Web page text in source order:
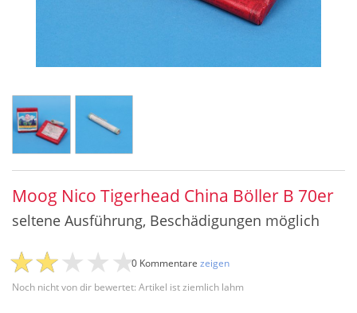
Moog Nico Tigerhead China Böller B 70er
seltene Ausführung, Beschädigungen möglich
Noch nicht von dir bewertet: Artikel ist ziemlich lahm
0 Kommentare zeigen